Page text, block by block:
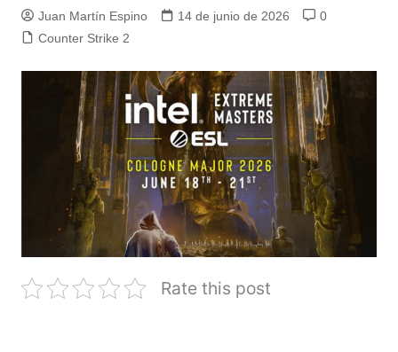
Juan Martín Espino 14 de junio de 2026
0
Counter Strike 2
Rate this post